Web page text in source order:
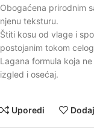
Obogaćena prirodnim
njenu teksturu.
Štiti kosu od vlage i
postojanim tokom
Lagana formula koja
izgled i osećaj.
Uporedi